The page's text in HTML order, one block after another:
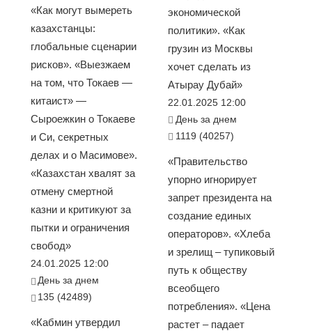
«Как могут вымереть
казахстанцы:
глобальные сценарии
рисков». «Выезжаем
на том, что Токаев —
китаист» —
Сыроежкин о Токаеве
и Си, секретных
делах и о Масимове».
«Казахстан хвалят за
отмену смертной
казни и критикуют за
пытки и ограничения
свобод»
24.01.2025 12:00
День за днем
135 (42489)
«Кабмин утвердил
экономической
политики». «Как
грузин из Москвы
хочет сделать из
Атырау Дубай»
22.01.2025 12:00
День за днем
1119 (40257)
«Правительство
упорно игнорирует
запрет президента на
создание единых
операторов». «Хлеба
и зрелищ – тупиковый
путь к обществу
всеобщего
потребления». «Цена
растет – падает